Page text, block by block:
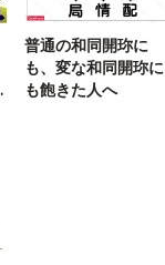
普通の和同開珎に
も、変な和同開珎に
も飽きた人へ